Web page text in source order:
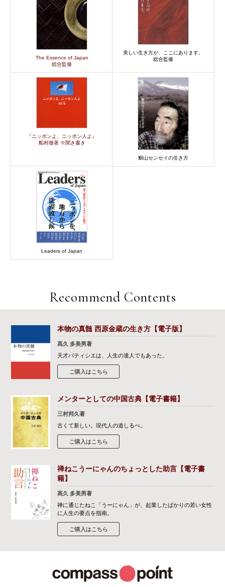
The Essence of Japan
総合監修
美しい生き方が、ここにあります。
総合監修
『ニッポンよ、ニッポン人よ』
船村徹著 ※聞き書き
鯛山センセイの生き方
Leaders of Japan
Recommend Contents
本物の真髄 西原金蔵の生き方【電子版】
髙久 多美男著
天才パティシエは、人生の達人でもあった。
ご購入はこちら
メンターとしての中国古典【電子書籍】
三村邦久著
古くて新しい。現代人の道しるべ。
ご購入はこちら
禅ねこうーにゃんのちょっとした助言【電子書
籍】
髙久 多美男著
禅に通じたねこ「うーにゃん」が、起業したばかりの若い女性
に人生の要点を指南。
ご購入はこちら